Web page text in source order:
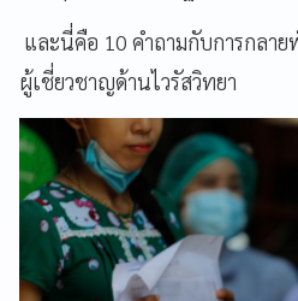
และนี่คือ 10 คำถามกับการกลาย
ผู้เชี่ยวชาญด้านไวรัสวิทยา